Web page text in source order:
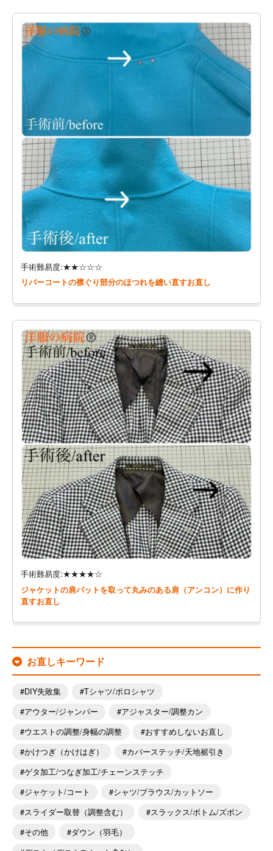
手術難易度:★★☆☆☆
リバーコートの襟ぐり部分のほつれを縫い直すお直し
手術難易度:★★★★☆
ジャケットの肩パットを取って丸みのある肩（アンコン）に作り
直すお直し
お直しキーワード
DIY失敗集
Tシャツ/ポロシャツ
アウター/ジャンパー
アジャスター/調整カン
ウエストの調整/身幅の調整
おすすめしないお直し
かけつぎ（かけはぎ）
カバーステッチ/天地裾引き
ゲタ加工/つなぎ加工/チェーンステッチ
ジャケット/コート
シャツ/ブラウス/カットソー
スライダー取替（調整含む）
スラックス/ボトム/ズボン
その他
ダウン（羽毛）